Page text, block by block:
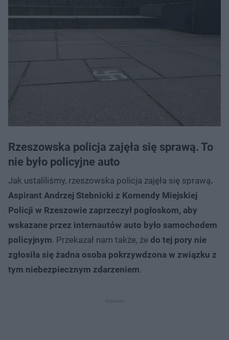
Rzeszowska policja zajęła się sprawą. To
nie było policyjne auto
Jak ustaliliśmy, rzeszowska policja zajęła się sprawą.
Aspirant Andrzej Stebnicki z Komendy Miejskiej
Policji w Rzeszowie zaprzeczył pogłoskom, aby
wskazane przez internautów auto było samochodem
policyjnym. Przekazał nam także, że do tej pory nie
zgłosiła się żadna osoba pokrzywdzona w związku z
tym niebezpiecznym zdarzeniem.